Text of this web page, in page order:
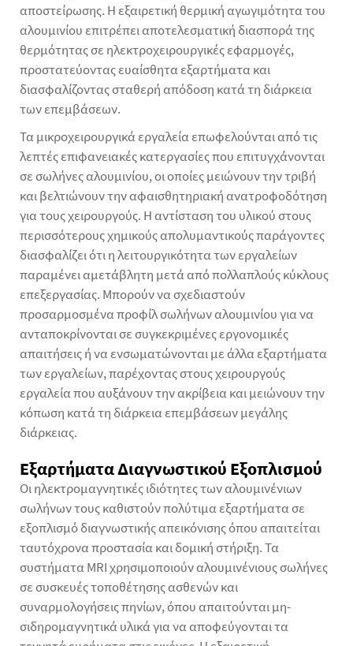
αποστείρωσης. Η εξαιρετική θερμική αγωγιμότητα του
αλουμινίου επιτρέπει αποτελεσματική διασπορά της
θερμότητας σε ηλεκτροχειρουργικές εφαρμογές,
προστατεύοντας ευαίσθητα εξαρτήματα και
διασφαλίζοντας σταθερή απόδοση κατά τη διάρκεια
των επεμβάσεων.
Τα μικροχειρουργικά εργαλεία επωφελούνται από τις
λεπτές επιφανειακές κατεργασίες που επιτυγχάνονται
σε σωλήνες αλουμινίου, οι οποίες μειώνουν την τριβή
και βελτιώνουν την αφαισθητηριακή ανατροφοδότηση
για τους χειρουργούς. Η αντίσταση του υλικού στους
περισσότερους χημικούς απολυμαντικούς παράγοντες
διασφαλίζει ότι η λειτουργικότητα των εργαλείων
παραμένει αμετάβλητη μετά από πολλαπλούς κύκλους
επεξεργασίας. Μπορούν να σχεδιαστούν
προσαρμοσμένα προφίλ σωλήνων αλουμινίου για να
ανταποκρίνονται σε συγκεκριμένες εργονομικές
απαιτήσεις ή να ενσωματώνονται με άλλα εξαρτήματα
των εργαλείων, παρέχοντας στους χειρουργούς
εργαλεία που αυξάνουν την ακρίβεια και μειώνουν την
κόπωση κατά τη διάρκεια επεμβάσεων μεγάλης
διάρκειας.
Εξαρτήματα Διαγνωστικού Εξοπλισμού
Οι ηλεκτρομαγνητικές ιδιότητες των αλουμινένιων
σωλήνων τους καθιστούν πολύτιμα εξαρτήματα σε
εξοπλισμό διαγνωστικής απεικόνισης όπου απαιτείται
ταυτόχρονα προστασία και δομική στήριξη. Τα
συστήματα MRI χρησιμοποιούν αλουμινένιους σωλήνες
σε συσκευές τοποθέτησης ασθενών και
συναρμολογήσεις πηνίων, όπου απαιτούνται μη-
σιδηρομαγνητικά υλικά για να αποφεύγονται τα